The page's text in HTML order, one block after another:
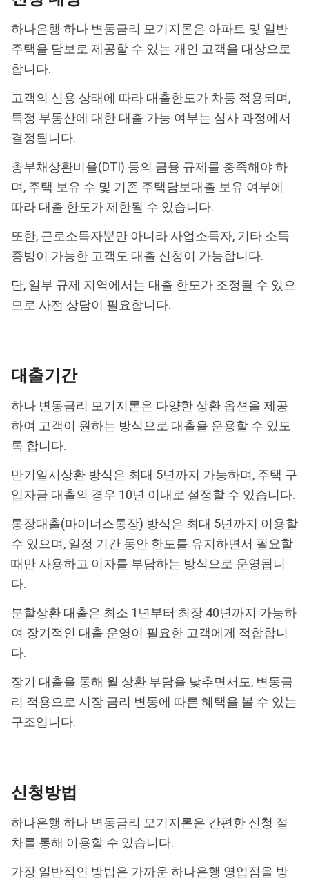
하나은행 하나 변동금리 모기지론은 아파트 및 일반
주택을 담보로 제공할 수 있는 개인 고객을 대상으로
합니다.
고객의 신용 상태에 따라 대출한도가 차등 적용되며,
특정 부동산에 대한 대출 가능 여부는 심사 과정에서
결정됩니다.
총부채상환비율(DTI) 등의 금융 규제를 충족해야 하
며, 주택 보유 수 및 기존 주택담보대출 보유 여부에
따라 대출 한도가 제한될 수 있습니다.
또한, 근로소득자뿐만 아니라 사업소득자, 기타 소득
증빙이 가능한 고객도 대출 신청이 가능합니다.
단, 일부 규제 지역에서는 대출 한도가 조정될 수 있으
므로 사전 상담이 필요합니다.
대출기간
하나 변동금리 모기지론은 다양한 상환 옵션을 제공
하여 고객이 원하는 방식으로 대출을 운용할 수 있도
록 합니다.
만기일시상환 방식은 최대 5년까지 가능하며, 주택 구
입자금 대출의 경우 10년 이내로 설정할 수 있습니다.
통장대출(마이너스통장) 방식은 최대 5년까지 이용할
수 있으며, 일정 기간 동안 한도를 유지하면서 필요할
때만 사용하고 이자를 부담하는 방식으로 운영됩니
다.
분할상환 대출은 최소 1년부터 최장 40년까지 가능하
여 장기적인 대출 운영이 필요한 고객에게 적합합니
다.
장기 대출을 통해 월 상환 부담을 낮추면서도, 변동금
리 적용으로 시장 금리 변동에 따른 혜택을 볼 수 있는
구조입니다.
신청방법
하나은행 하나 변동금리 모기지론은 간편한 신청 절
차를 통해 이용할 수 있습니다.
가장 일반적인 방법은 가까운 하나은행 영업점을 방